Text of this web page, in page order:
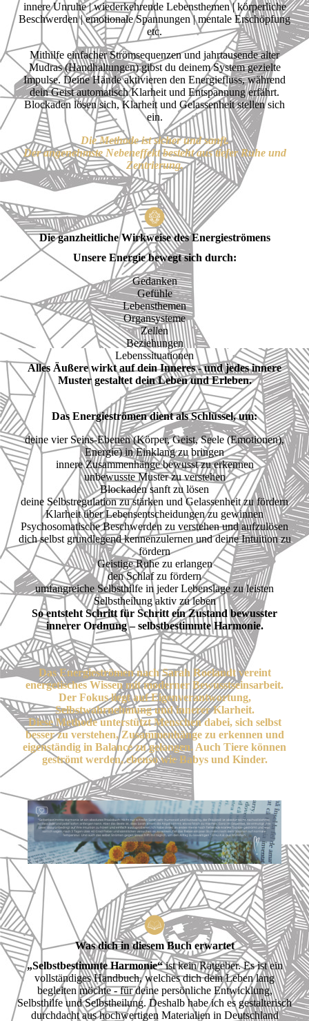
innere Unruhe | wiederkehrende Lebensthemen | körperliche
Beschwerden | emotionale Spannungen | mentale Erschöpfung
etc.
Mithilfe einfacher Strömsequenzen und jahrtausende alter
Mudras (Handhaltungen) gibst du deinem System gezielte
Impulse. Deine Hände aktivieren den Energiefluss, während
dein Geist automatisch Klarheit und Entspannung erfährt.
Blockaden lösen sich, Klarheit und Gelassenheit stellen sich
ein.
Die Methode ist sicher und sanft.
Der angenehmste Nebeneffekt besteht aus tiefer Ruhe und
Zentrierung.
Die ganzheitliche Wirkweise des Energieströmens
Unsere Energie bewegt sich durch:
Gedanken
Gefühle
Lebensthemen
Organsysteme
Zellen
Beziehungen
Lebenssituationen
Alles Äußere wirkt auf dein Inneres - und jedes innere
Muster gestaltet dein Leben und Erleben.
Das Energieströmen dient als Schlüssel, um:
deine vier Seins-Ebenen (Körper, Geist, Seele (Emotionen),
Energie) in Einklang zu bringen
innere Zusammenhänge bewusst zu erkennen
unbewusste Muster zu verstehen
Blockaden sanft zu lösen
deine Selbstregulation zu stärken und Gelassenheit zu fördern
Klarheit über Lebensentscheidungen zu gewinnen
Psychosomatische Beschwerden zu verstehen und aufzulösen
dich selbst grundlegend kennenzulernen und deine Intuition zu
fördern
Geistige Ruhe zu erlangen
den Schlaf zu fördern
umfangreiche Selbsthilfe in jeder Lebenslage zu leisten
Selbstheilung aktiv zu leben
So entsteht Schritt für Schritt ein Zustand bewusster
innerer Ordnung – selbstbestimmte Harmonie.
Das Energieströmen nach Sarah Roelandt vereint
energetisches Wissen mit moderner Bewusstseinsarbeit.
Der Fokus liegt auf Eigenverantwortung,
Selbstwahrnehmung und innerer Klarheit.
Diese Methode unterstützt Menschen dabei, sich selbst
besser zu verstehen, Zusammenhänge zu erkennen und
eigenständig in Balance zu gelangen. Auch Tiere können
geströmt werden, ebenso wie Babys und Kinder.
Was dich in diesem Buch erwartet
„Selbstbestimmte Harmonie“ist kein Ratgeber. Es ist ein
vollständiges Handbuch, welches dich dein Leben lang
begleiten möchte - für deine persönliche Entwicklung,
Selbsthilfe und Selbstheilung. Deshalb habe ich es gestalterisch
durchdacht aus hochwertigen Materialien in Deutschland